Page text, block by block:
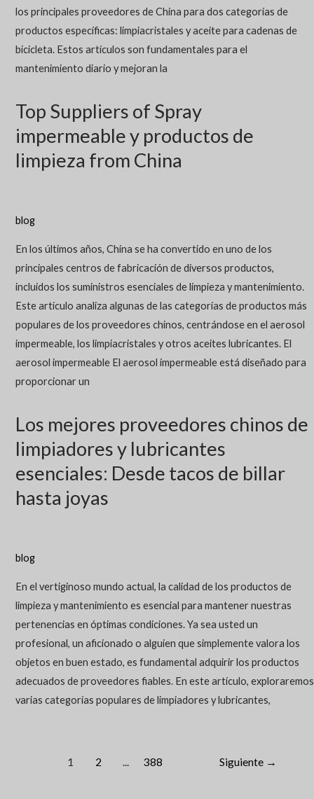
los principales proveedores de China para dos categorías de
productos específicas: limpiacristales y aceite para cadenas de
bicicleta. Estos artículos son fundamentales para el
mantenimiento diario y mejoran la
Top Suppliers of Spray
impermeable y productos de
limpieza from China
blog
En los últimos años, China se ha convertido en uno de los
principales centros de fabricación de diversos productos,
incluidos los suministros esenciales de limpieza y mantenimiento.
Este artículo analiza algunas de las categorías de productos más
populares de los proveedores chinos, centrándose en el aerosol
impermeable, los limpiacristales y otros aceites lubricantes. El
aerosol impermeable El aerosol impermeable está diseñado para
proporcionar un
Los mejores proveedores chinos de
limpiadores y lubricantes
esenciales: Desde tacos de billar
hasta joyas
blog
En el vertiginoso mundo actual, la calidad de los productos de
limpieza y mantenimiento es esencial para mantener nuestras
pertenencias en óptimas condiciones. Ya sea usted un
profesional, un aficionado o alguien que simplemente valora los
objetos en buen estado, es fundamental adquirir los productos
adecuados de proveedores fiables. En este artículo, exploraremos
varias categorías populares de limpiadores y lubricantes,
1 2 ... 388 Siguiente →